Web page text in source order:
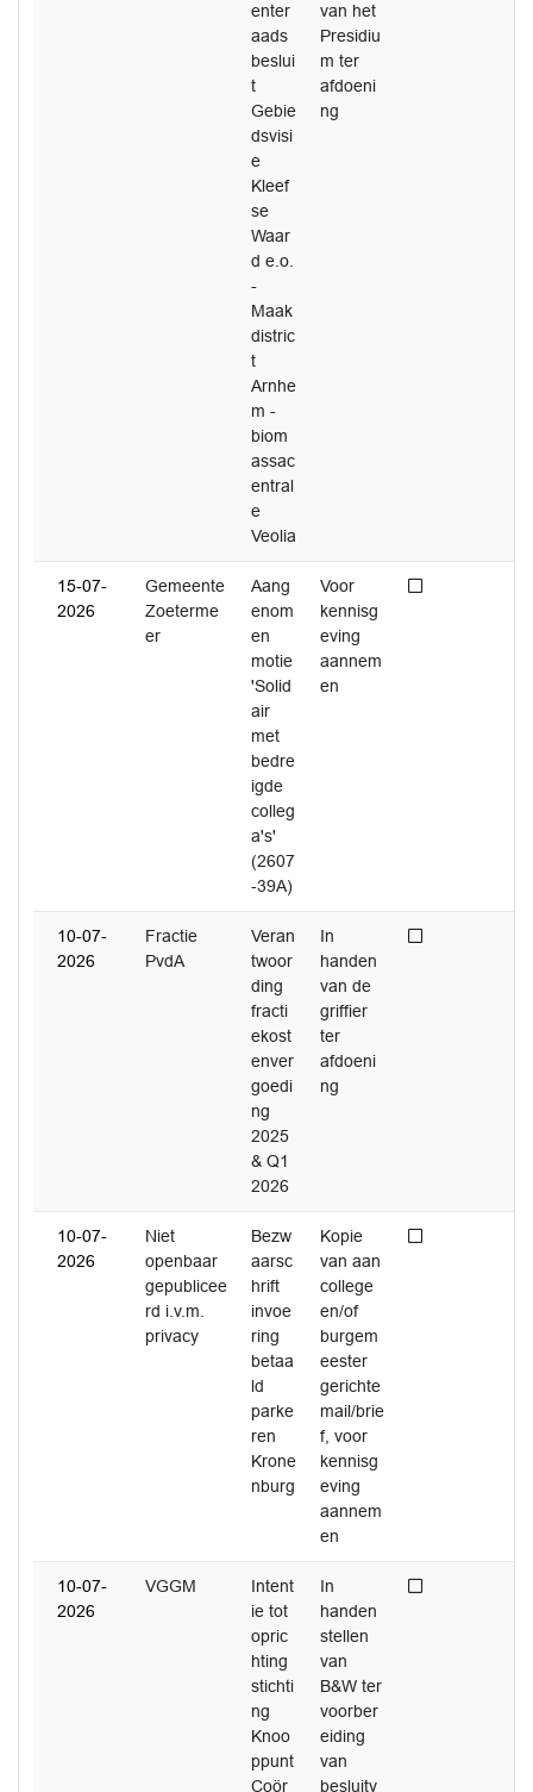
enter
aads
beslui
t
Gebie
dsvisi
e
Kleef
se
Waar
d e.o.
-
Maak
distric
t
Arnhe
m -
biom
assac
entral
e
Veolia
van het
Presidiu
m ter
afdoeni
ng
15-07-
2026
Gemeente
Zoeterme
er
Aang
enom
en
motie
'Solid
air
met
bedre
igde
colleg
a's'
(2607
-39A)
Voor
kennisg
eving
aannem
en
Niet afgedaan
10-07-
2026
Fractie
PvdA
Veran
twoor
ding
fracti
ekost
enver
goedi
ng
2025
& Q1
2026
In
handen
van de
griffier
ter
afdoeni
ng
Niet afgedaan
10-07-
2026
Niet
openbaar
gepublicee
rd i.v.m.
privacy
Bezw
aarsc
hrift
invoe
ring
betaa
ld
parke
ren
Krone
nburg
Kopie
van aan
college
en/of
burgem
eester
gerichte
mail/brie
f, voor
kennisg
eving
aannem
en
Niet afgedaan
10-07-
2026
VGGM
Intent
ie tot
opric
hting
stichti
ng
Knoo
ppunt
Coör
In
handen
stellen
van
B&W ter
voorber
eiding
van
besluitv
Niet afgedaan